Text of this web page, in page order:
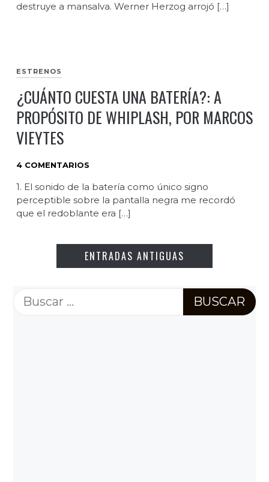
destruye a mansalva. Werner Herzog arrojó […]
ESTRENOS
¿CUÁNTO CUESTA UNA BATERÍA?: A
PROPÓSITO DE WHIPLASH, POR MARCOS
VIEYTES
4 COMENTARIOS
1. El sonido de la batería como único signo
perceptible sobre la pantalla negra me recordó
que el redoblante era […]
ENTRADAS ANTIGUAS
Buscar: